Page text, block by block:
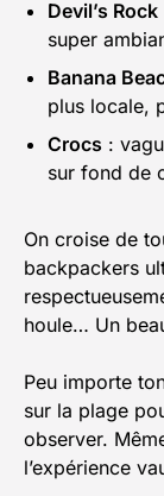
Devil’s Rock
super
Banana
plus locale,
Crocs :
sur fond de
On croise de
backpackers
houle… Un
Peu importe
sur la plage
observer.
l’expérience